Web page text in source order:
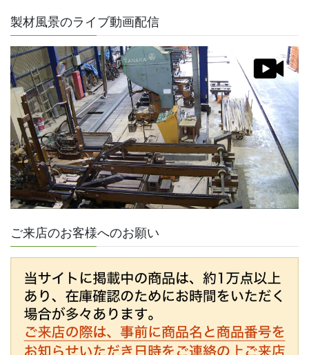
製材風景のライブ動画配信
ご来店のお客様へのお願い